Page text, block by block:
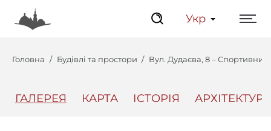
Укр
Головна Будівлі та простори Вул. Дудаєва, 8 – Спортивний
ГАЛЕРЕЯ КАРТА ІСТОРІЯ АРХІТЕКТУРА